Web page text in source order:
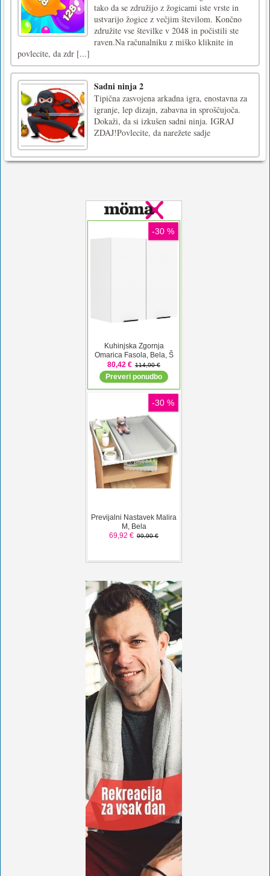
tako da se združijo z žogicami iste vrste in
ustvarijo žogice z večjim številom. Končno
združite vse številke v 2048 in počistili ste
raven.Na računalniku z miško kliknite in
povlecite, da zdr [...]
Sadni ninja 2
Tipična zasvojena arkadna igra, enostavna za
igranje, lep dizajn, zabavna in sproščujoča.
Dokaži, da si izkušen sadni ninja. IGRAJ
ZDAJ!Povlecite, da narežete sadje